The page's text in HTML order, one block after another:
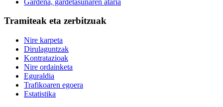
Tramiteak eta zerbitzuak
Nire karpeta
Dirulaguntzak
Kontratazioak
Nire ordainketa
Eguraldia
Trafikoaren egoera
Estatistika